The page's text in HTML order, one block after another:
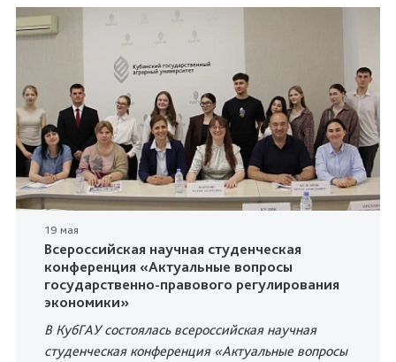
19 мая
Всероссийская научная студенческая
конференция «Актуальные вопросы
государственно-правового регулирования
экономики»
В КубГАУ состоялась всероссийская научная
студенческая конференция «Актуальные вопросы